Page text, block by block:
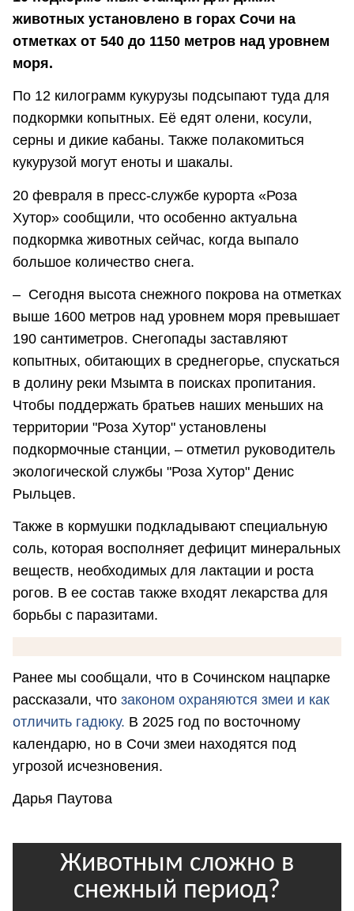
животных установлено в горах Сочи на
отметках от 540 до 1150 метров над уровнем
моря.
По 12 килограмм кукурузы подсыпают туда для
подкормки копытных. Её едят олени, косули,
серны и дикие кабаны. Также полакомиться
кукурузой могут еноты и шакалы.
20 февраля в пресс-службе курорта «Роза
Хутор» сообщили, что особенно актуальна
подкормка животных сейчас, когда выпало
большое количество снега.
– Сегодня высота снежного покрова на отметках
выше 1600 метров над уровнем моря превышает
190 сантиметров. Снегопады заставляют
копытных, обитающих в среднегорье, спускаться
в долину реки Мзымта в поисках пропитания.
Чтобы поддержать братьев наших меньших на
территории "Роза Хутор" установлены
подкормочные станции, – отметил руководитель
экологической службы "Роза Хутор" Денис
Рыльцев.
Также в кормушки подкладывают специальную
соль, которая восполняет дефицит минеральных
веществ, необходимых для лактации и роста
рогов. В ее состав также входят лекарства для
борьбы с паразитами.
Ранее мы сообщали, что в Сочинском нацпарке
рассказали, что законом охраняются змеи и как
отличить гадюку. В 2025 год по восточному
календарю, но в Сочи змеи находятся под
угрозой исчезновения.
Дарья Паутова